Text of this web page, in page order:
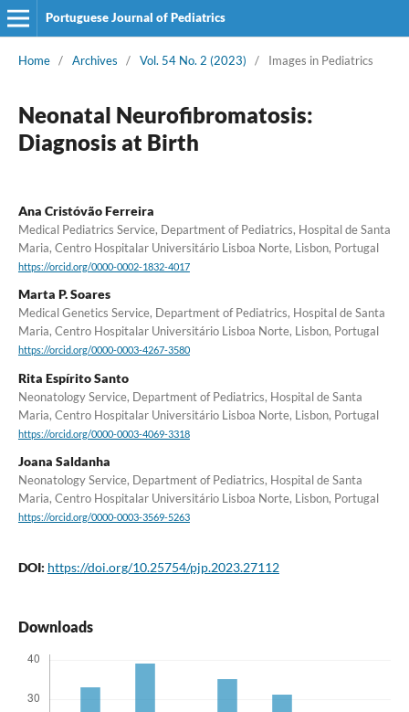
Portuguese Journal of Pediatrics
Home / Archives / Vol. 54 No. 2 (2023) / Images in Pediatrics
Neonatal Neurofibromatosis:
Diagnosis at Birth
Ana Cristóvão Ferreira
Medical Pediatrics Service, Department of Pediatrics, Hospital de Santa
Maria, Centro Hospitalar Universitário Lisboa Norte, Lisbon, Portugal
https://orcid.org/0000-0002-1832-4017
Marta P. Soares
Medical Genetics Service, Department of Pediatrics, Hospital de Santa
Maria, Centro Hospitalar Universitário Lisboa Norte, Lisbon, Portugal
https://orcid.org/0000-0003-4267-3580
Rita Espírito Santo
Neonatology Service, Department of Pediatrics, Hospital de Santa
Maria, Centro Hospitalar Universitário Lisboa Norte, Lisbon, Portugal
https://orcid.org/0000-0003-4069-3318
Joana Saldanha
Neonatology Service, Department of Pediatrics, Hospital de Santa
Maria, Centro Hospitalar Universitário Lisboa Norte, Lisbon, Portugal
https://orcid.org/0000-0003-3569-5263
DOI: https://doi.org/10.25754/pjp.2023.27112
Downloads